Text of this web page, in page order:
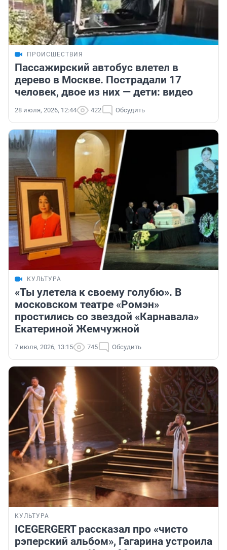
ПРОИСШЕСТВИЯ
Пассажирский автобус влетел в
дерево в Москве. Пострадали 17
человек, двое из них — дети: видео
28 июля, 2026, 12:44 422 Обсудить
КУЛЬТУРА
«Ты улетела к своему голубю». В
московском театре «Ромэн»
простились со звездой «Карнавала»
Екатериной Жемчужной
7 июля, 2026, 13:15 745 Обсудить
КУЛЬТУРА
ICEGERGERT рассказал про «чисто
рэперский альбом», Гагарина устроила